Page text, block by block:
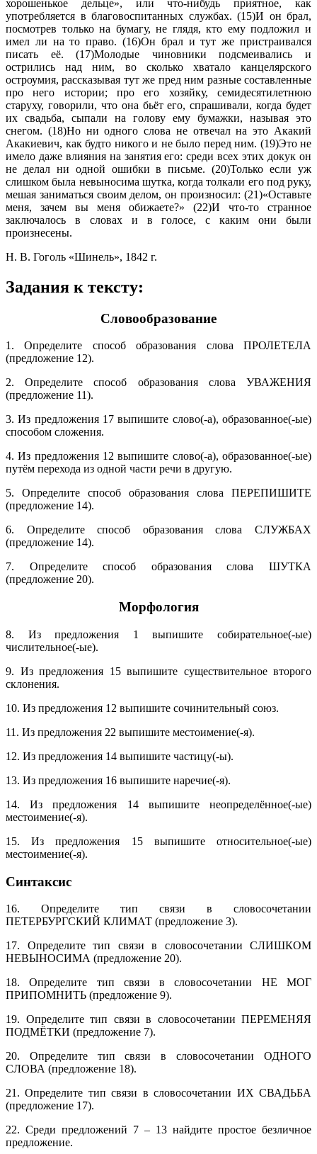
хорошенькое дельце», или что-нибудь приятное, как
употребляется в благовоспитанных службах. (15)И он брал,
посмотрев только на бумагу, не глядя, кто ему подложил и
имел ли на то право. (16)Он брал и тут же пристраивался
писать её. (17)Молодые чиновники подсмеивались и
острились над ним, во сколько хватало канцелярского
остроумия, рассказывая тут же пред ним разные составленные
про него истории; про его хозяйку, семидесятилетнюю
старуху, говорили, что она бьёт его, спрашивали, когда будет
их свадьба, сыпали на голову ему бумажки, называя это
снегом. (18)Но ни одного слова не отвечал на это Акакий
Акакиевич, как будто никого и не было перед ним. (19)Это не
имело даже влияния на занятия его: среди всех этих докук он
не делал ни одной ошибки в письме. (20)Только если уж
слишком была невыносима шутка, когда толкали его под руку,
мешая заниматься своим делом, он произносил: (21)«Оставьте
меня, зачем вы меня обижаете?» (22)И что-то странное
заключалось в словах и в голосе, с каким они были
произнесены.
Н. В. Гоголь «Шинель», 1842 г.
Задания к тексту:
Словообразование
1. Определите способ образования слова ПРОЛЕТЕЛА
(предложение 12).
2. Определите способ образования слова УВАЖЕНИЯ
(предложение 11).
3. Из предложения 17 выпишите слово(-а), образованное(-ые)
способом сложения.
4. Из предложения 12 выпишите слово(-а), образованное(-ые)
путём перехода из одной части речи в другую.
5. Определите способ образования слова ПЕРЕПИШИТЕ
(предложение 14).
6. Определите способ образования слова СЛУЖБАХ
(предложение 14).
7. Определите способ образования слова ШУТКА
(предложение 20).
Морфология
8. Из предложения 1 выпишите собирательное(-ые)
числительное(-ые).
9. Из предложения 15 выпишите существительное второго
склонения.
10. Из предложения 12 выпишите сочинительный союз.
11. Из предложения 22 выпишите местоимение(-я).
12. Из предложения 14 выпишите частицу(-ы).
13. Из предложения 16 выпишите наречие(-я).
14. Из предложения 14 выпишите неопределённое(-ые)
местоимение(-я).
15. Из предложения 15 выпишите относительное(-ые)
местоимение(-я).
Синтаксис
16. Определите тип связи в словосочетании
ПЕТЕРБУРГСКИЙ КЛИМАТ (предложение 3).
17. Определите тип связи в словосочетании СЛИШКОМ
НЕВЫНОСИМА (предложение 20).
18. Определите тип связи в словосочетании НЕ МОГ
ПРИПОМНИТЬ (предложение 9).
19. Определите тип связи в словосочетании ПЕРЕМЕНЯЯ
ПОДМЁТКИ (предложение 7).
20. Определите тип связи в словосочетании ОДНОГО
СЛОВА (предложение 18).
21. Определите тип связи в словосочетании ИХ СВАДЬБА
(предложение 17).
22. Среди предложений 7 – 13 найдите простое безличное
предложение.